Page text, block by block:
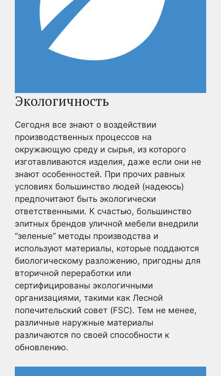
Экологичность
Сегодня все знают о воздействии
производственных процессов на
окружающую среду и сырья, из которого
изготавливаются изделия, даже если они не
знают особенностей. При прочих равных
условиях большинство людей (надеюсь)
предпочитают быть экологически
ответственными. К счастью, большинство
элитных брендов уличной мебели внедрили
“зеленые” методы производства и
используют материалы, которые поддаются
биологическому разложению, пригодны для
вторичной переработки или
сертифицированы экологичными
организациями, такими как Лесной
попечительский совет (FSC). Тем не менее,
различные наружные материалы
различаются по своей способности к
обновлению.